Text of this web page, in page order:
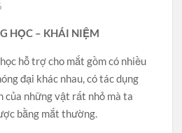
HỌC – KHÁI NIỆM
hỗ trợ cho mắt gồm có nhiều
đại khác nhau, có tác dụng
của những vật rất nhỏ mà ta
bằng mắt thường.